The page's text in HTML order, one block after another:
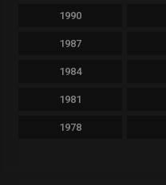
1990
1987
1984
1981
1978